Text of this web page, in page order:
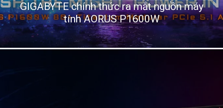
GIGABYTE chính thức ra mắt nguồn máy
tính AORUS P1600W